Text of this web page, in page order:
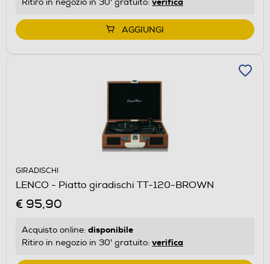
AGGIUNGI
GIRADISCHI
LENCO - Piatto giradischi TT-120-BROWN
€ 95,90
Acquisto online: disponibile
Ritiro in negozio in 30' gratuito: verifica